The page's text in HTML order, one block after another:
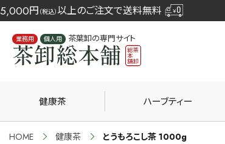
5,000円 （税込） 以上のご注文で送料無料
業務用 個人用 茶葉卸の専門サイト
健康茶 ハーブティー
HOME 健康茶 とうもろこし茶 1000g